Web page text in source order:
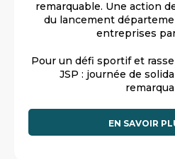
remarquable. Une action
du lancement
entreprises
Pour un défi sportif et
JSP : journée de
EN SAVOIR